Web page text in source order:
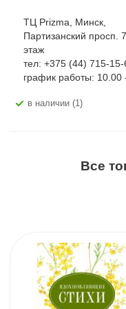
ТЦ Prizma, Минск,
Партизанский просп.
этаж
тел: +375 (44) 715-15-
график работы: 10.00
В наличии (1)
Все